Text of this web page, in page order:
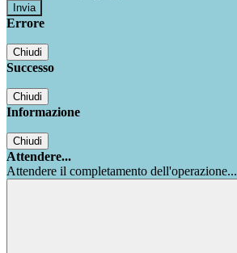
Errore
Chiudi
Successo
Chiudi
Informazione
Chiudi
Attendere...
Attendere il completamento dell'operazione...